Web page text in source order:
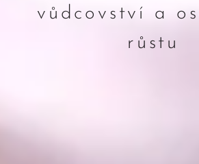
vůdcovství a
růstu